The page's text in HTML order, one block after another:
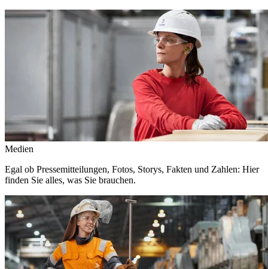
Medien
Egal ob Pressemitteilungen, Fotos, Storys, Fakten und Zahlen: Hier
finden Sie alles, was Sie brauchen.